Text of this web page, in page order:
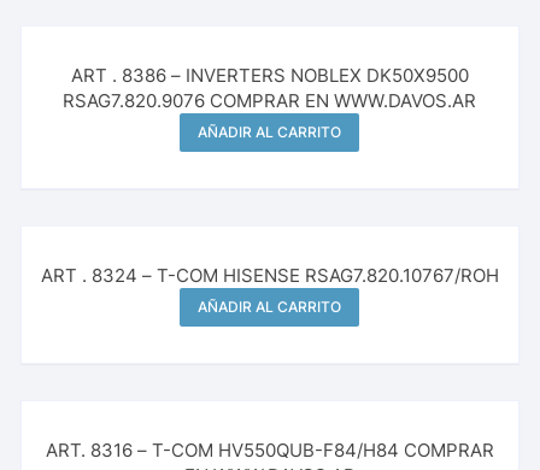
ART . 8386 – INVERTERS NOBLEX DK50X9500
RSAG7.820.9076 COMPRAR EN WWW.DAVOS.AR
AÑADIR AL CARRITO
ART . 8324 – T-COM HISENSE RSAG7.820.10767/ROH
AÑADIR AL CARRITO
ART. 8316 – T-COM HV550QUB-F84/H84 COMPRAR